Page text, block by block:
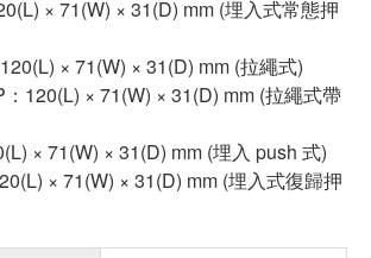
× 71(W) × 31(D) mm (埋入式常態押
× 71(W) × 31(D) mm (拉繩式)
120(L) × 71(W) × 31(D) mm (拉繩式帶
× 71(W) × 31(D) mm (埋入 push 式)
× 71(W) × 31(D) mm (埋入式復歸押